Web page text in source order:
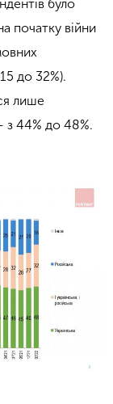
було
початку війни
до 32%).
лише
з 44% до 48%.